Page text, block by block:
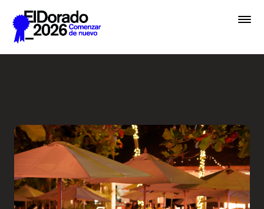
Skip to Main Content
Academias
Archivo